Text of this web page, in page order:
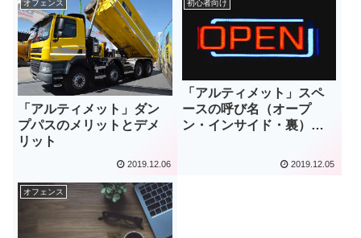
オフェンス
「アルティメット」ダン
プパスのメリットとデメ
リット
2019.12.06
初心者向け
「アルティメット」スペ
ースの呼び名（オープ
ン・インサイド・裏）に
2019.12.05
オフェンス